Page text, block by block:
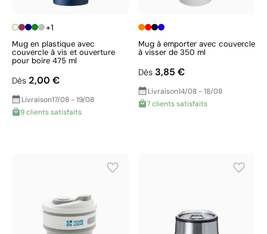
+1
Mug en plastique avec
couvercle à vis et ouverture
pour boire 475 ml
Dès 2,00 €
Livraison17/08 - 19/08
9 clients satisfaits
Mug à emporter avec couvercle
à visser de 350 ml
Dès 3,85 €
Livraison14/08 - 18/08
7 clients satisfaits